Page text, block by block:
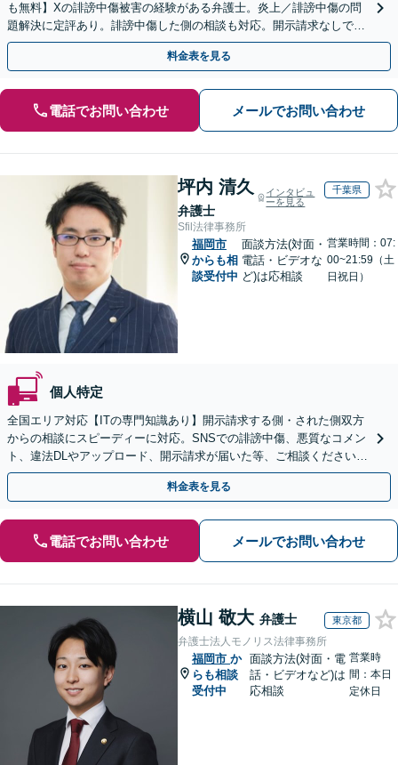
も無料】Xの誹謗中傷被害の経験がある弁護士。炎上／誹謗中傷の問
題解決に定評あり。誹謗中傷した側の相談も対応。開示請求なしで本
人の特定ができる場合もあり。
料金表を見る
電話でお問い合わせ メールでお問い合わせ
坪内 清久
弁護士
インタビュ
ーを見る
千葉県
Sfil法律事務所
福岡市
からも相
談受付中
面談方法(対面・
電話・ビデオな
ど)は応相談
営業時間：07:
00~21:59（土
日祝日）
個人特定
全国エリア対応【ITの専門知識あり】開示請求する側・された側双方
からの相談にスピーディーに対応。SNSでの誹謗中傷、悪質なコメン
ト、違法DLやアップロード、開示請求が届いた等、ご相談ください
【WEB面談OK&解決実績豊富】【千葉中央駅4分】
料金表を見る
電話でお問い合わせ メールでお問い合わせ
横山 敬大 弁護士 東京都
弁護士法人モノリス法律事務所
福岡市 か
らも相談
受付中
面談方法(対面・電
話・ビデオなど)は
応相談
営業時
間：本日
定休日